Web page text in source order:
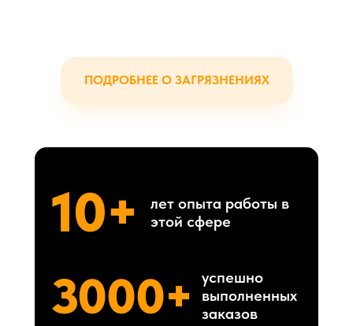
ПОДРОБНЕЕ О ЗАГРЯЗНЕНИЯХ
10+
лет опыта работы в
этой сфере
3000+
успешно
выполненных
заказов